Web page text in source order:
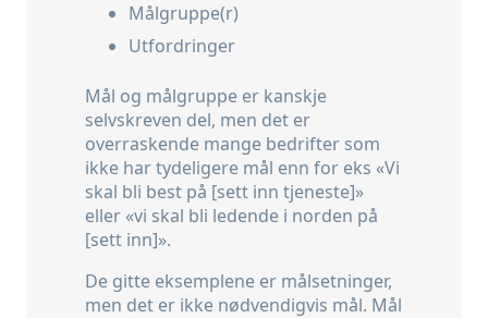
Målgruppe(r)
Utfordringer
Mål og målgruppe er kanskje
selvskreven del, men det er
overraskende mange bedrifter som
ikke har tydeligere mål enn for eks «Vi
skal bli best på [sett inn tjeneste]»
eller «vi skal bli ledende i norden på
[sett inn]».
De gitte eksemplene er målsetninger,
men det er ikke nødvendigvis mål. Mål